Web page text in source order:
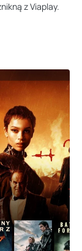
z Viaplay.